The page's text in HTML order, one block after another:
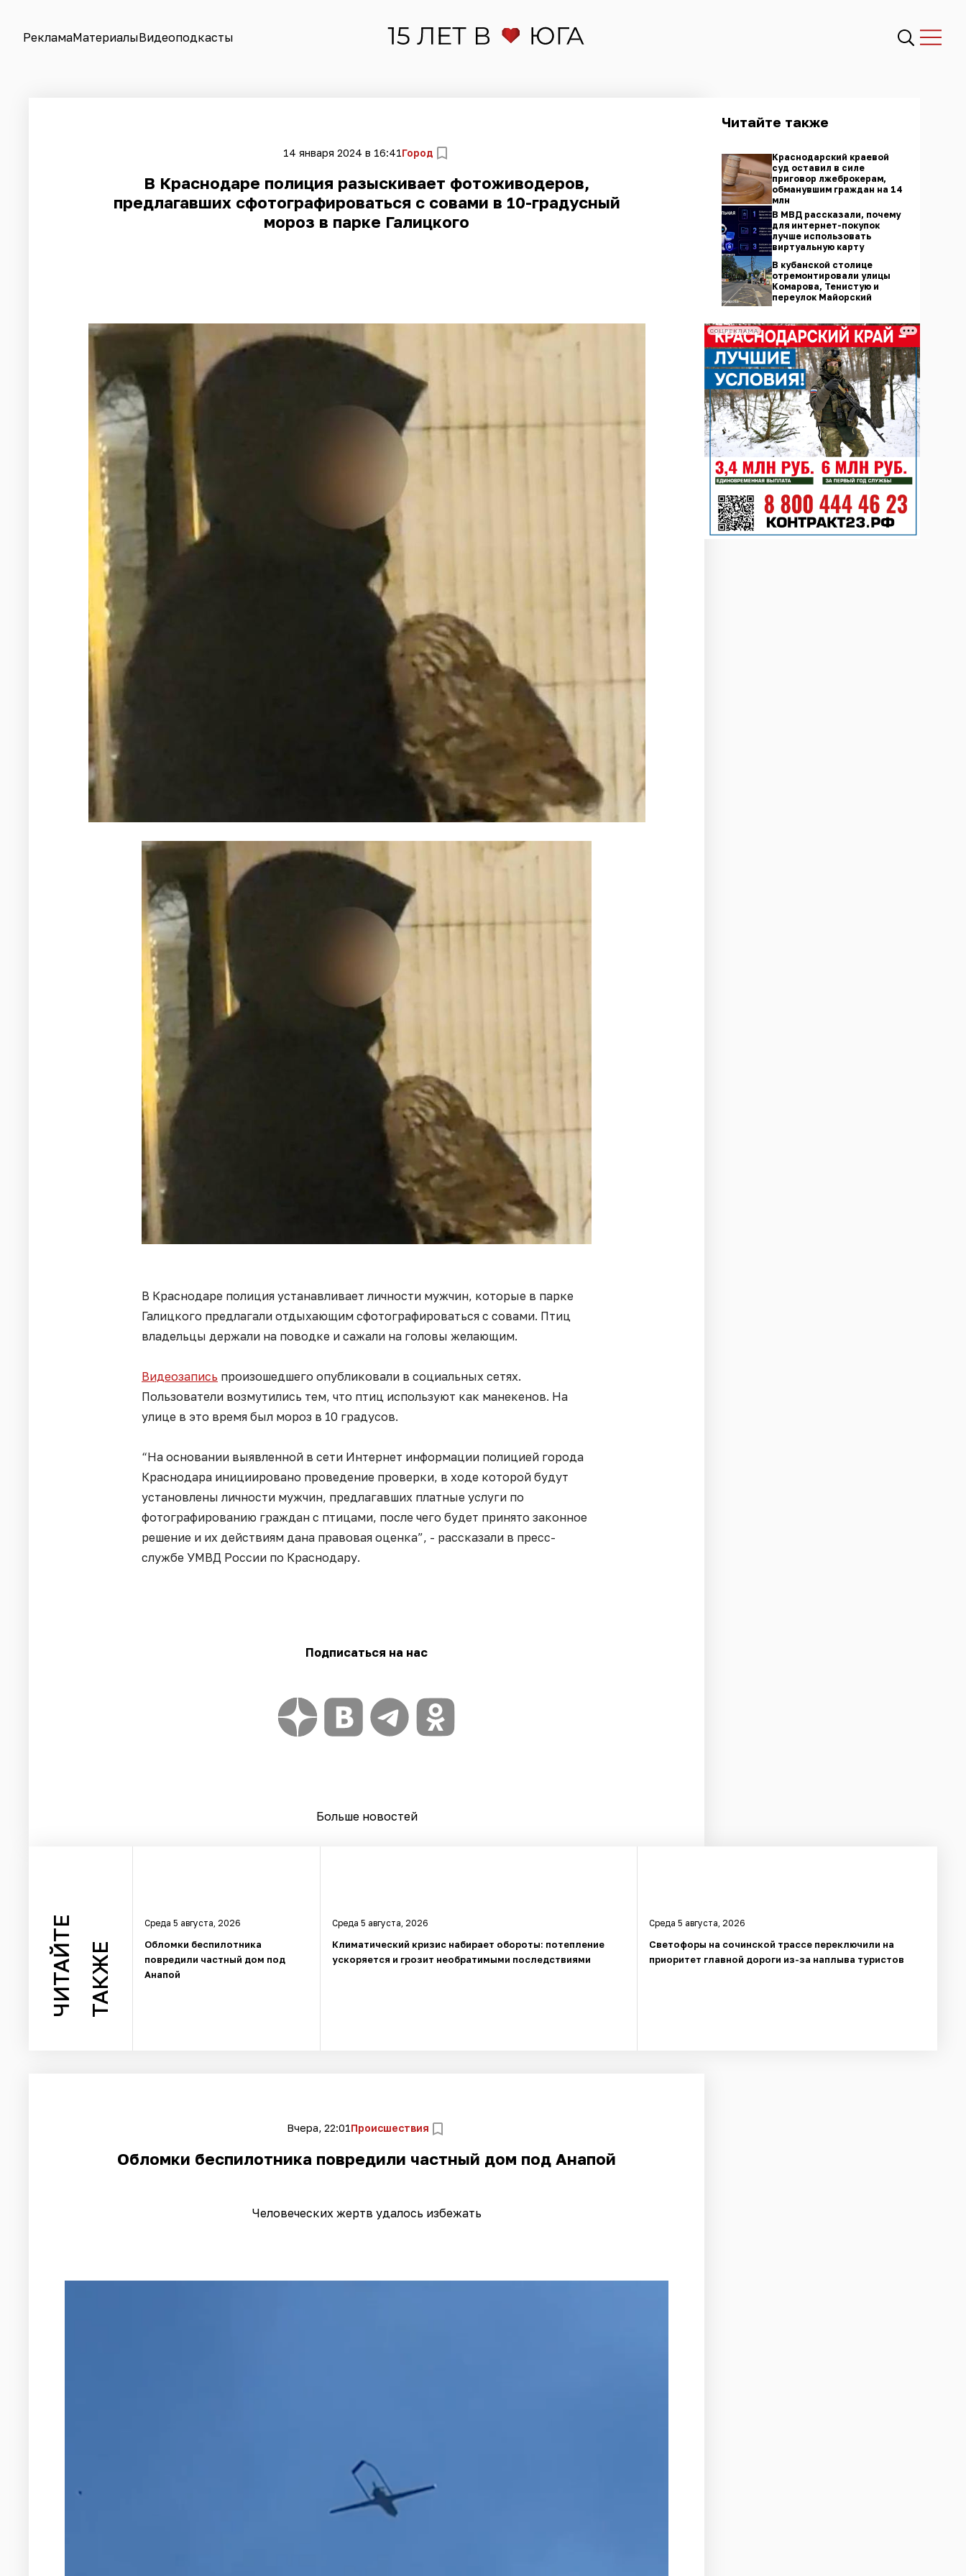
РекламаМатериалыВидеоподкасты
14 января 2024 в 16:41Город
​В Краснодаре полиция разыскивает фотоживодеров,
предлагавших сфотографироваться с совами в 10-градусный
мороз в парке Галицкого
В Краснодаре полиция устанавливает личности мужчин, которые в парке
Галицкого предлагали отдыхающим сфотографироваться с совами. Птиц
владельцы держали на поводке и сажали на головы желающим.
Видеозапись произошедшего опубликовали в социальных сетях.
Пользователи возмутились тем, что птиц используют как манекенов. На
улице в это время был мороз в 10 градусов.
“На основании выявленной в сети Интернет информации полицией города
Краснодара инициировано проведение проверки, в ходе которой будут
установлены личности мужчин, предлагавших платные услуги по
фотографированию граждан с птицами, после чего будет принято законное
решение и их действиям дана правовая оценка”, - рассказали в пресс-
службе УМВД России по Краснодару.
Подписаться на нас
Больше новостей
Читайте также
Краснодарский краевой
суд оставил в силе
приговор лжеброкерам,
обманувшим граждан на 14
млн
В МВД рассказали, почему
для интернет-покупок
лучше использовать
виртуальную карту
В кубанской столице
отремонтировали улицы
Комарова, Тенистую и
переулок Майорский
СОЦРЕКЛАМА
ЧИТАЙТЕ ТАКЖЕ
Среда 5 августа, 2026
Обломки беспилотника
повредили частный дом под
Анапой
Среда 5 августа, 2026
Климатический кризис набирает обороты: потепление
ускоряется и грозит необратимыми последствиями
Среда 5 августа, 2026
Светофоры на сочинской трассе переключили на
приоритет главной дороги из-за наплыва туристов
Вчера, 22:01Происшествия
Обломки беспилотника повредили частный дом под Анапой
Человеческих жертв удалось избежать